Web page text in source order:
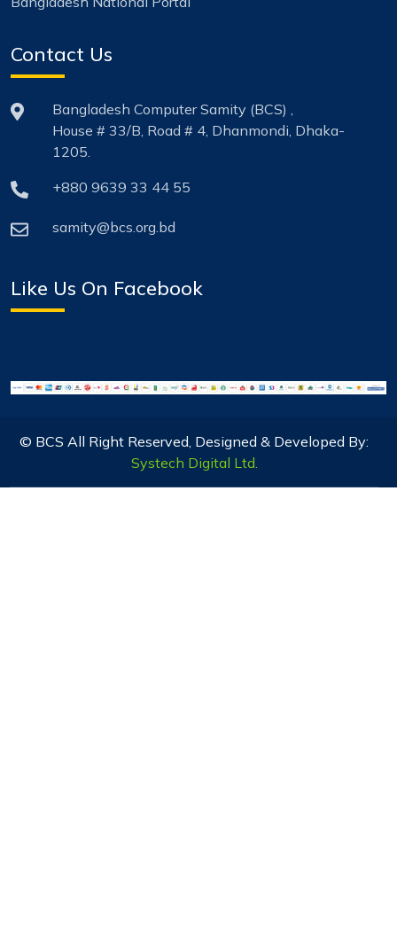
Contact Us
Bangladesh Computer Samity (BCS) ,
House # 33/B, Road # 4, Dhanmondi, Dhaka-
1205.
+880 9639 33 44 55
samity@bcs.org.bd
Like Us On Facebook
© BCS All Right Reserved, Designed & Developed By:
Systech Digital Ltd.